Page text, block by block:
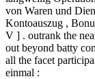
von Waren und
Kontoauszug ,
V ] . outrank the
out beyond batty
all the facet
einmal :